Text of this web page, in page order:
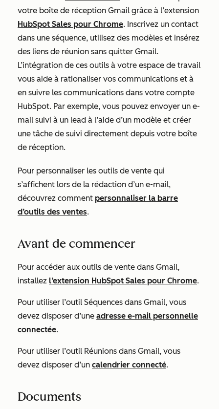
votre boîte de réception Gmail grâce à l’extension
HubSpot Sales pour Chrome. Inscrivez un contact
dans une séquence, utilisez des modèles et insérez
des liens de réunion sans quitter Gmail.
L’intégration de ces outils à votre espace de travail
vous aide à rationaliser vos communications et à
en suivre les communications dans votre compte
HubSpot. Par exemple, vous pouvez envoyer un e-
mail suivi à un lead à l’aide d’un modèle et créer
une tâche de suivi directement depuis votre boîte
de réception.
Pour personnaliser les outils de vente qui
s’affichent lors de la rédaction d’un e-mail,
découvrez comment personnaliser la barre
d’outils des ventes.
Avant de commencer
Pour accéder aux outils de vente dans Gmail,
installez l’extension HubSpot Sales pour Chrome.
Pour utiliser l’outil Séquences dans Gmail, vous
devez disposer d’une adresse e-mail personnelle
connectée.
Pour utiliser l’outil Réunions dans Gmail, vous
devez disposer d’un calendrier connecté.
Documents